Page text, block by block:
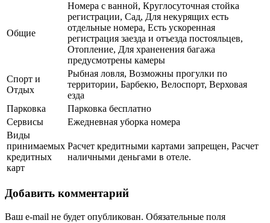
Общие
Номера с ванной, Круглосуточная стойка
регистрации, Сад, Для некурящих есть
отдельные номера, Есть ускоренная
регистрация заезда и отъезда постояльцев,
Отопление, Для храненения багажа
предусмотрены камеры
Спорт и
Отдых
Рыбная ловля, Возможны прогулки по
территории, Барбекю, Велоспорт, Верховая
езда
Парковка
Парковка бесплатно
Сервисы
Ежедневная уборка номера
Виды
принимаемых
кредитных
карт
Расчет кредитными картами запрещен, Расчет
наличными деньгами в отеле.
Добавить комментарий
Ваш e-mail не будет опубликован. Обязательные поля